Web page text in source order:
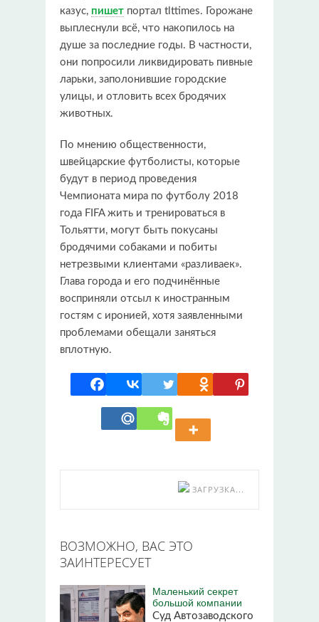
казус, пишет портал tlttimes. Горожане
выплеснули всё, что накопилось на
душе за последние годы. В частности,
они попросили ликвидировать пивные
ларьки, заполонившие городские
улицы, и отловить всех бродячих
животных.
По мнению общественности,
швейцарские футболисты, которые
будут в период проведения
Чемпионата мира по футболу 2018
года FIFA жить и тренироваться в
Тольятти, могут быть покусаны
бродячими собаками и побиты
нетрезвыми клиентами «разливаек».
Глава города и его подчинённые
восприняли отсыл к иностранным
гостям с иронией, хотя заявленными
проблемами обещали заняться
вплотную.
ЗАГРУЗКА...
ВОЗМОЖНО, ВАС ЭТО
ЗАИНТЕРЕСУЕТ
Маленький секрет
большой компании
Суд Автозаводского